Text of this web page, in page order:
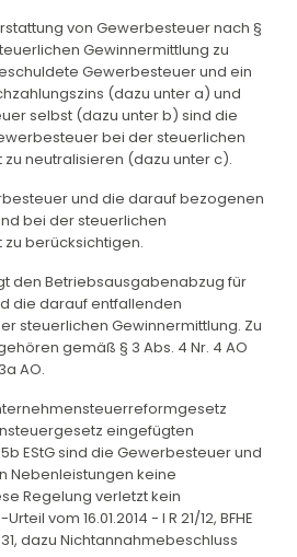
von Gewerbesteuer nach §
Gewinnermittlung zu
Gewerbesteuer und ein
(dazu unter a) und
selbst (dazu unter b) sind die
bei der steuerlichen
neutralisieren (dazu unter c).
und die darauf bezogenen
bei der steuerlichen
berücksichtigen.
den Betriebsausgabenabzug für
die darauf entfallenden
steuerlichen Gewinnermittlung. Zu
gemäß § 3 Abs. 4 Nr. 4 AO
AO.
eingefügten
EStG sind die Gewerbesteuer und
Nebenleistungen keine
Regelung verletzt kein
vom 16.01.2014 - I R 21/12, BFHE
dazu Nichtannahmebeschluss